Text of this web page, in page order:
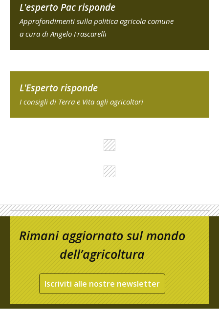
L'esperto Pac risponde
Approfondimenti sulla politica agricola comune
a cura di Angelo Frascarelli
L'Esperto risponde
I consigli di Terra e Vita agli agricoltori
Rimani aggiornato sul mondo
dell’agricoltura
Iscriviti alle nostre newsletter